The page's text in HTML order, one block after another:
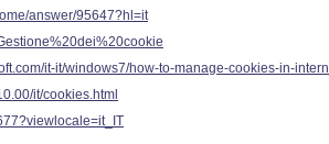
answer/95647?hl=it
it-it/windows7/how-to-manage-cookies-in-
it/cookies.html